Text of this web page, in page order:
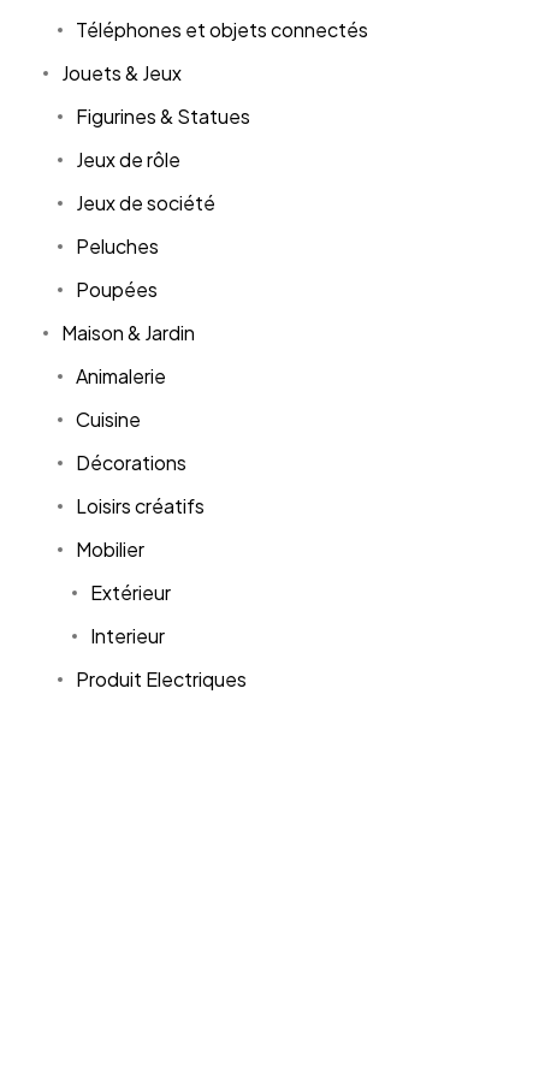
Téléphones et objets connectés
Jouets & Jeux
Figurines & Statues
Jeux de rôle
Jeux de société
Peluches
Poupées
Maison & Jardin
Animalerie
Cuisine
Décorations
Loisirs créatifs
Mobilier
Extérieur
Interieur
Produit Electriques